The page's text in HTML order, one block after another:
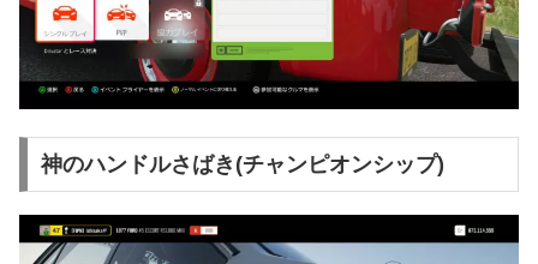
神のハンドルさばき(チャンピオンシップ)